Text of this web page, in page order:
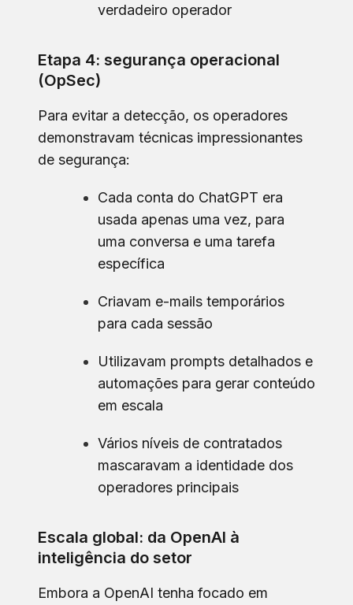
verdadeiro operador
Etapa 4: segurança operacional
(OpSec)
Para evitar a detecção, os operadores
demonstravam técnicas impressionantes
de segurança:
Cada conta do ChatGPT era
usada apenas uma vez, para
uma conversa e uma tarefa
específica
Criavam e-mails temporários
para cada sessão
Utilizavam prompts detalhados e
automações para gerar conteúdo
em escala
Vários níveis de contratados
mascaravam a identidade dos
operadores principais
Escala global: da OpenAI à
inteligência do setor
Embora a OpenAI tenha focado em